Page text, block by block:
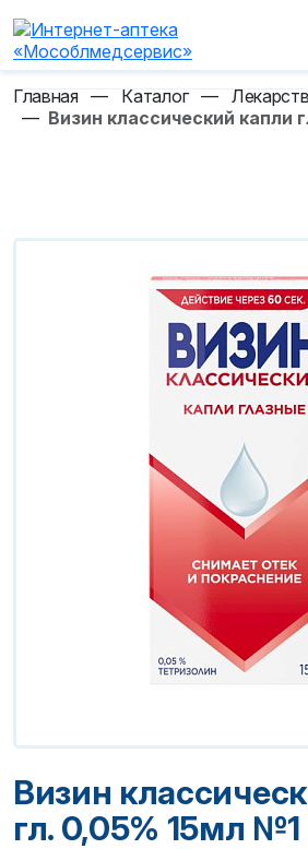
Главная — Каталог —
— Визин классический капли
Визин
гл. 0,05% 15мл №1